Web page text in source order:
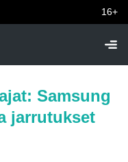
16+
Samsung
jarrutukset